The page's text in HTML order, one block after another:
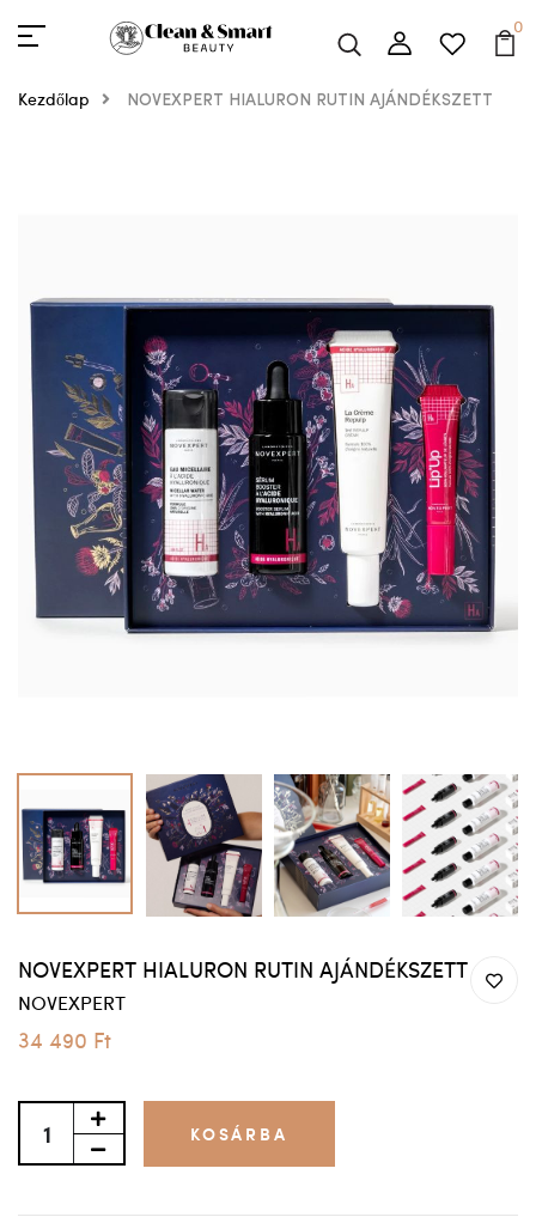
0
Kezdőlap NOVEXPERT HIALURON RUTIN AJÁNDÉKSZETT
NOVEXPERT HIALURON RUTIN AJÁNDÉKSZETT
NOVEXPERT
34 490 Ft
KOSÁRBA